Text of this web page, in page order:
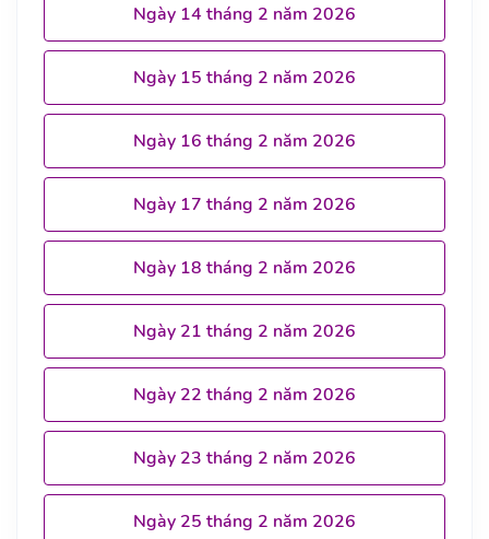
Ngày 14 tháng 2 năm 2026
Ngày 15 tháng 2 năm 2026
Ngày 16 tháng 2 năm 2026
Ngày 17 tháng 2 năm 2026
Ngày 18 tháng 2 năm 2026
Ngày 21 tháng 2 năm 2026
Ngày 22 tháng 2 năm 2026
Ngày 23 tháng 2 năm 2026
Ngày 25 tháng 2 năm 2026